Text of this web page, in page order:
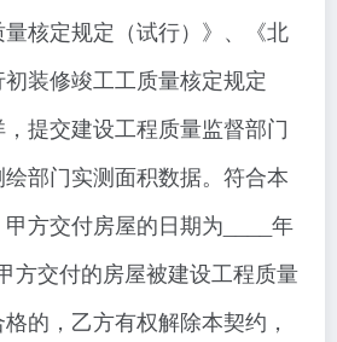
核定规定（试行）》、《北
装修竣工工质量核定规定
，提交建设工程质量监督部门
部门实测面积数据。符合本
方交付房屋的日期为____年
方交付的房屋被建设工程质量
的，乙方有权解除本契约，